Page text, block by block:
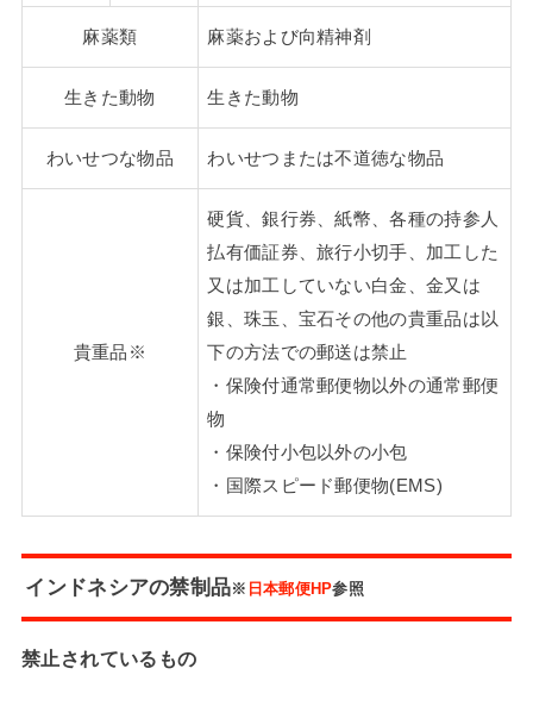
麻薬類 麻薬および向精神剤
生きた動物 生きた動物
わいせつな物品 わいせつまたは不道徳な物品
貴重品※
硬貨、銀行券、紙幣、各種の持参人
払有価証券、旅行小切手、加工した
又は加工していない白金、金又は
銀、珠玉、宝石その他の貴重品は以
下の方法での郵送は禁止
・保険付通常郵便物以外の通常郵便
物
・保険付小包以外の小包
・国際スピード郵便物(EMS)
インドネシアの禁制品※ 日本郵便HP参照
禁止されているもの